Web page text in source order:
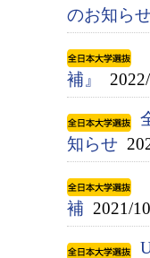
のお知らせ
補』
知らせ
補 2021/